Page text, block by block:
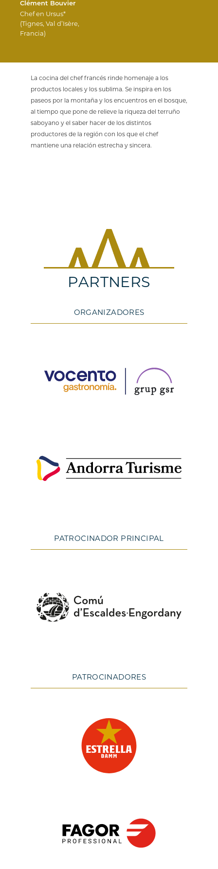
Clément Bouvier
Chef en Ursus*
(Tignes, Val d’Isère,
Francia)
La cocina del chef francés rinde homenaje a los
productos locales y los sublima. Se inspira en los
paseos por la montaña y los encuentros en el bosque,
al tiempo que pone de relieve la riqueza del terruño
saboyano y el saber hacer de los distintos
productores de la región con los que el chef
mantiene una relación estrecha y sincera.
PARTNERS
ORGANIZADORES
PATROCINADOR PRINCIPAL
PATROCINADORES